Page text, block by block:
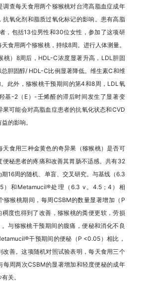
调查每天食用两个猕猴桃对台湾高脂血症成年
抗氧化剂和脂质过氧化标记的影响。患有高脂
，包括13位男性和30位女性，参加了这项研
食用两个猕猴桃，持续8周。进行人体测量。
桃）8周后，HDL-C浓度显著升高，LDL胆固
胆固醇/ HDL-C比例显著降低。维生素C和维
此外，猕猴桃干预期间的第4和8周，LDL氧
基-2（E）-壬烯醛的滞后时间发生了显著变
果可能会对高脂血症患者的抗氧化状态和CVD
的影响。
天食用三种金黄色的奇异果（猕猴桃）是否可
便秘患者的疼痛和改善其胃肠不适感。共有32
期16周的随机、单盲、交叉研究。与基线（6.3
）和Metamucil®处理（6.3 v。4.5；4）相
猕猴桃期间，每周CSBM的数量显著增加（P
度也得到了改善，猕猴桃的粪便更软，劳损
与猕猴桃干预期间的腹痛，便秘和消化不良
干预期间的便秘（P <0.05）相比，
改善。这项随机对照试验表明，每天食用三个
每周两次CSBM的显著增加和轻度便秘的成年
关。